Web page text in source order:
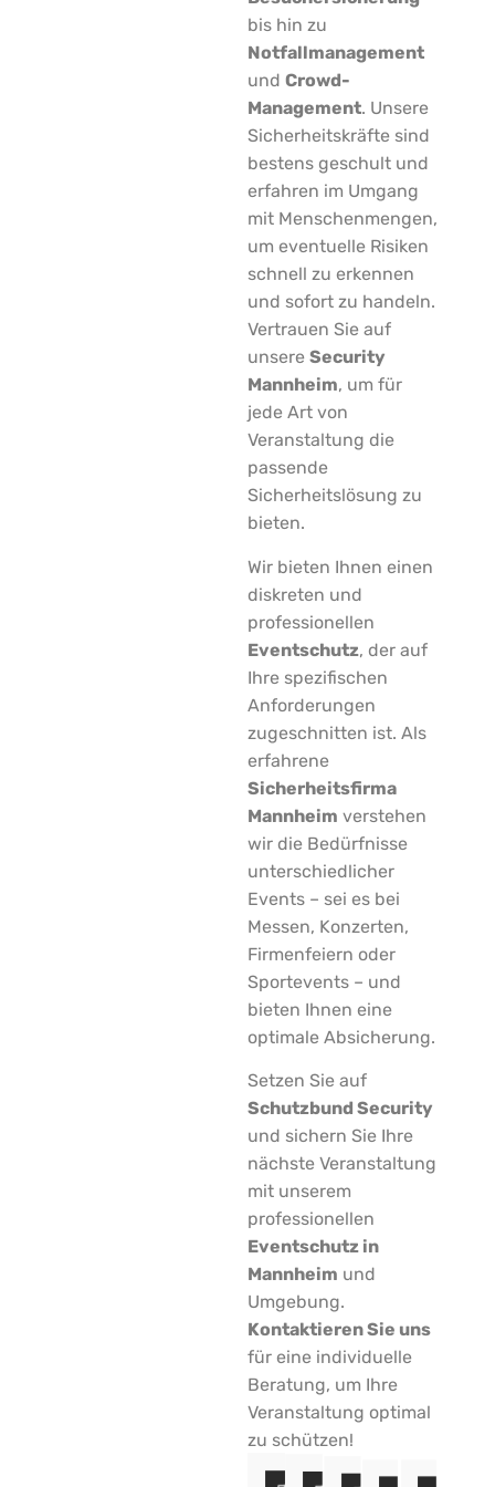
bis hin zu
Notfallmanagement
und Crowd-
Management. Unsere
Sicherheitskräfte sind
bestens geschult und
erfahren im Umgang
mit Menschenmengen,
um eventuelle Risiken
schnell zu erkennen
und sofort zu handeln.
Vertrauen Sie auf
unsere Security
Mannheim, um für
jede Art von
Veranstaltung die
passende
Sicherheitslösung zu
bieten.
Wir bieten Ihnen einen
diskreten und
professionellen
Eventschutz, der auf
Ihre spezifischen
Anforderungen
zugeschnitten ist. Als
erfahrene
Sicherheitsfirma
Mannheim verstehen
wir die Bedürfnisse
unterschiedlicher
Events – sei es bei
Messen, Konzerten,
Firmenfeiern oder
Sportevents – und
bieten Ihnen eine
optimale Absicherung.
Setzen Sie auf
Schutzbund Security
und sichern Sie Ihre
nächste Veranstaltung
mit unserem
professionellen
Eventschutz in
Mannheim und
Umgebung.
Kontaktieren Sie uns
für eine individuelle
Beratung, um Ihre
Veranstaltung optimal
zu schützen!